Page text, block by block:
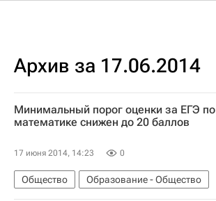
Архив за 17.06.2014
Минимальный порог оценки за ЕГЭ по
математике снижен до 20 баллов
17 июня 2014, 14:23 0
Общество
Образование - Общество